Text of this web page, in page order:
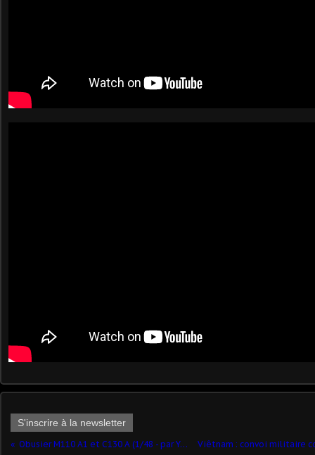
S'inscrire à la newsletter
Obusier M110 A1 et C130 A (1/48 - par Yves P.)